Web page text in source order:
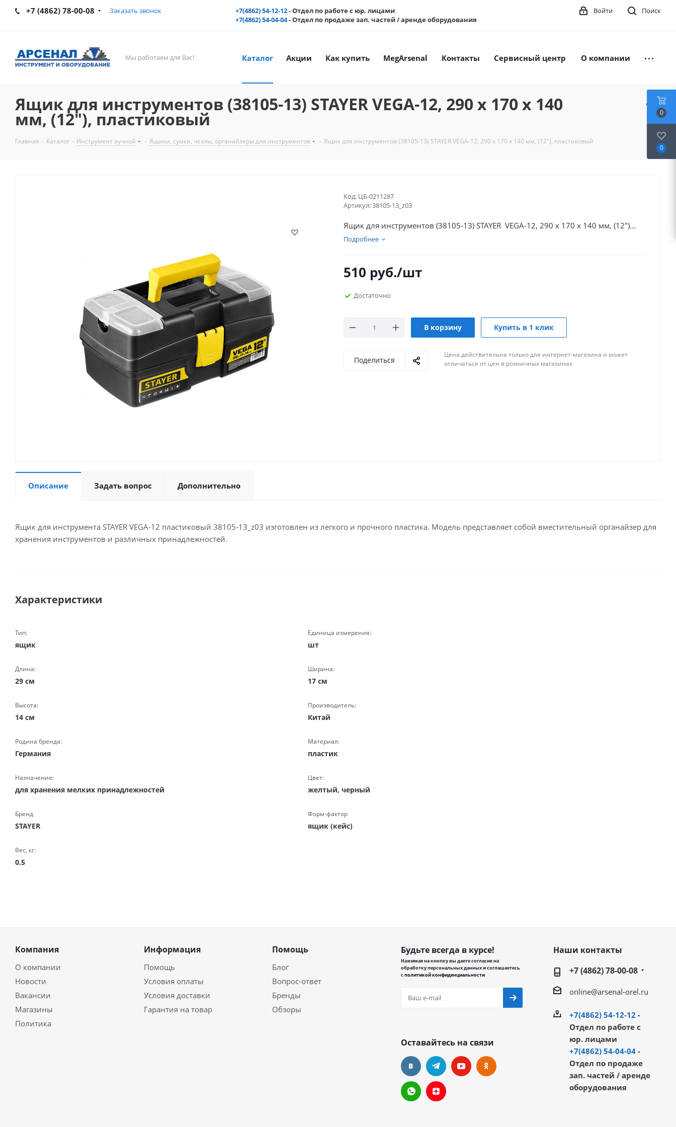
+7 (4862) 78-00-08 Заказать звонок +7(4862) 54-12-12- Отдел по работе с юр. лицами
+7(4862) 54-04-04- Отдел по продаже зап. частей / аренде оборудования
Поиск
Войти
Мы работаем для Вас! Каталог Акции Как купить MegArsenal Контакты Сервисный центр О компании
Ящик для инструментов (38105-13) STAYER VEGA-12, 290 x 170 x 140
мм, (12"), пластиковый
Главная - Каталог - Инструмент ручной - Ящики, сумки, чехлы, органайзеры для инструментов - Ящик для инструментов (38105-13) STAYER VEGA-12, 290 x 170 x 140 мм, (12"), пластиковый
Код: ЦБ-0211287
Артикул:38105-13_z03
Ящик для инструментов (38105-13) STAYER VEGA-12, 290 x 170 x 140 мм, (12")...
Подробнее
510 руб./шт
Достаточно
В корзину Купить в 1 клик
Поделиться
Цена действительна только для интернет-магазина и может
отличаться от цен в розничных магазинах
Описание Задать вопрос Дополнительно
Ящик для инструмента STAYER VEGA-12 пластиковый 38105-13_z03 изготовлен из легкого и прочного пластика. Модель представляет собой вместительный органайзер для
хранения инструментов и различных принадлежностей.
Характеристики
Тип:
ящик
Единица измерения:
шт
Длина:
29 см
Ширина:
17 см
Высота:
14 см
Производитель:
Китай
Родина бренда:
Германия
Материал:
пластик
Назначение:
для хранения мелких принадлежностей
Цвет:
желтый, черный
Бренд
STAYER
Форм-фактор
ящик (кейс)
Вес, кг:
0.5
Компания
О компании
Новости
Вакансии
Магазины
Политика
Информация
Помощь
Условия оплаты
Условия доставки
Гарантия на товар
Помощь
Блог
Вопрос-ответ
Бренды
Обзоры
Будьте всегда в курсе!
Нажимая на кнопку вы даете согласие на
обработку персональных данных и соглашаетесь
сполитикой конфиденциальности
Оставайтесь на связи
Наши контакты
+7 (4862) 78-00-08
online@arsenal-orel.ru
+7(4862) 54-12-12 -
Отдел по работе с
юр. лицами
+7(4862) 54-04-04-
Отдел по продаже
зап. частей / аренде
оборудования
0
0